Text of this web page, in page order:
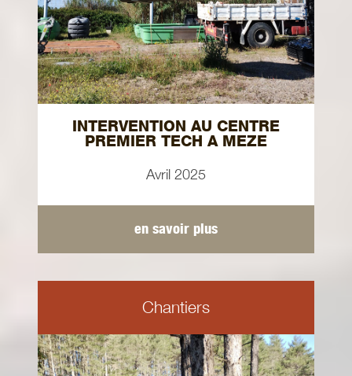
INTERVENTION AU CENTRE
PREMIER TECH A MEZE
Avril 2025
en savoir plus
Chantiers